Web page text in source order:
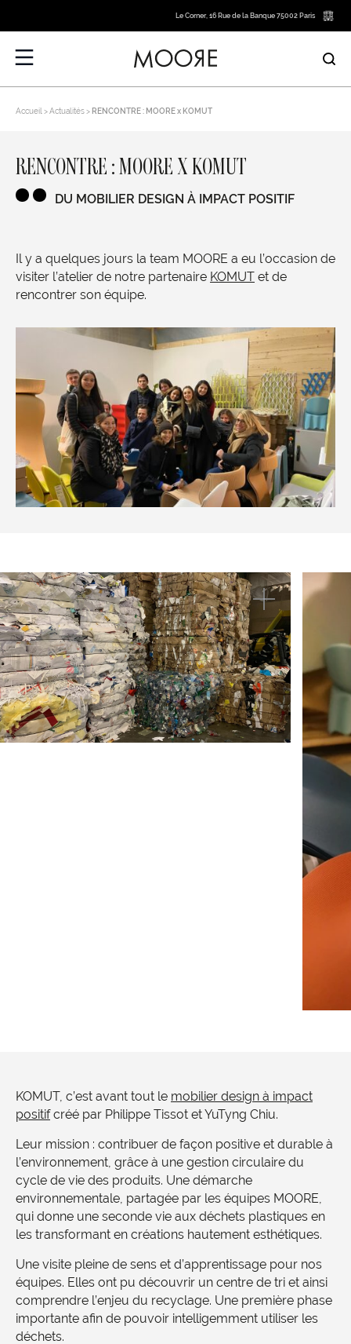
Le Corner, 16 Rue de la Banque 75002 Paris
Accueil Actualités RENCONTRE : MOORE x KOMUT
RENCONTRE : MOORE X KOMUT
DU MOBILIER DESIGN À IMPACT POSITIF
Il y a quelques jours la team MOORE a eu l’occasion de
visiter l’atelier de notre partenaire KOMUT et de
rencontrer son équipe.
KOMUT, c’est avant tout le mobilier design à impact
positifcréé par Philippe Tissot et YuTyng Chiu.
Leur mission : contribuer de façon positive et durable à
l’environnement, grâce à une gestion circulaire du
cycle de vie des produits. Une démarche
environnementale, partagée par les équipes MOORE,
qui donne une seconde vie aux déchets plastiques en
les transformant en créations hautement esthétiques.
Une visite pleine de sens et d’apprentissage pour nos
équipes. Elles ont pu découvrir un centre de tri et ainsi
comprendre l’enjeu du recyclage. Une première phase
importante afin de pouvoir intelligemment utiliser les
déchets.